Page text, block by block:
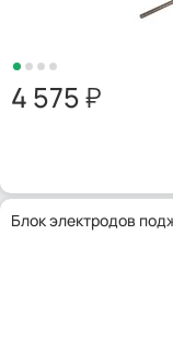
4 575
Блок электродов